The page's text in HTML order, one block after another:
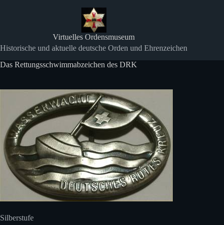
Virtuelles Ordensmuseum
Historische und aktuelle deutsche Orden und Ehrenzeichen
Das Rettungsschwimmabzeichen des DRK
Silberstufe